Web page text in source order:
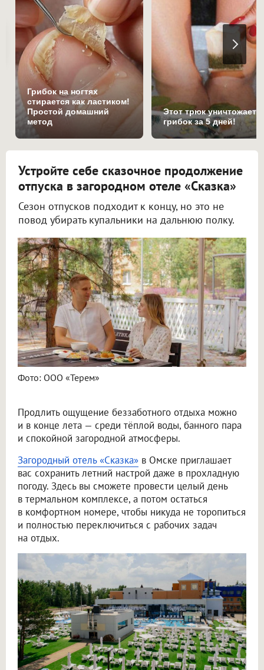
Грибок на ногтях
стирается как ластиком!
Простой домашний
метод
Этот трюк уничтожает
грибок за 5 дней!
Устройте себе сказочное продолжение
отпуска в загородном отеле «Сказка»
Сезон отпусков подходит к концу, но это не
повод убирать купальники на дальнюю полку.
Фото: ООО «Терем»
Продлить ощущение беззаботного отдыха можно
и в конце лета — среди тёплой воды, банного пара
и спокойной загородной атмосферы.
Загородный отель «Сказка» в Омске приглашает
вас сохранить летний настрой даже в прохладную
погоду. Здесь вы сможете провести целый день
в термальном комплексе, а потом остаться
в комфортном номере, чтобы никуда не торопиться
и полностью переключиться с рабочих задач
на отдых.